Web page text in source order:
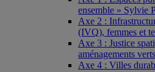
ensemble » Sylvie
Axe 2 :
(IVQ), femmes et
Axe 3 : Justice
aménagements
Axe 4 : Villes